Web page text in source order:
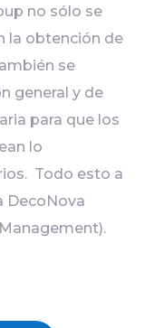
no sólo se
la obtención de
se
general y de
para que los
lo
Todo esto a
DecoNova